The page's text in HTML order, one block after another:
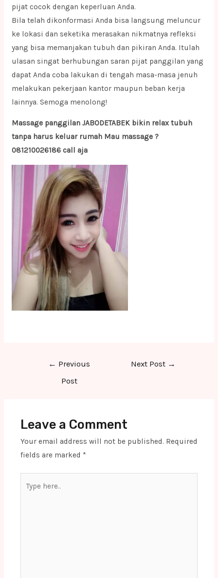
pijat cocok dengan keperluan Anda.
Bila telah dikonformasi Anda bisa langsung meluncur
ke lokasi dan seketika merasakan nikmatnya refleksi
yang bisa memanjakan tubuh dan pikiran Anda. Itulah
ulasan singat berhubungan saran pijat panggilan yang
dapat Anda coba lakukan di tengah masa-masa jenuh
melakukan pekerjaan kantor maupun beban kerja
lainnya. Semoga menolong!
Massage panggilan JABODETABEK bikin relax tubuh
tanpa harus keluar rumah Mau massage ?
081210026186 call aja
← Previous
Post
Next Post →
Leave a Comment
Your email address will not be published. Required
fields are marked *
here..